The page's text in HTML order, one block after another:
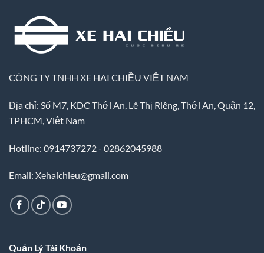
CÔNG TY TNHH XE HAI CHIỀU VIỆT NAM
Địa chỉ: Số M7, KDC Thới An, Lê Thị Riêng, Thới An, Quận 12,
TPHCM, Việt Nam
Hotline: 0914737272 - 02862045988
Email: Xehaichieu@gmail.com
Quản Lý Tài Khoản